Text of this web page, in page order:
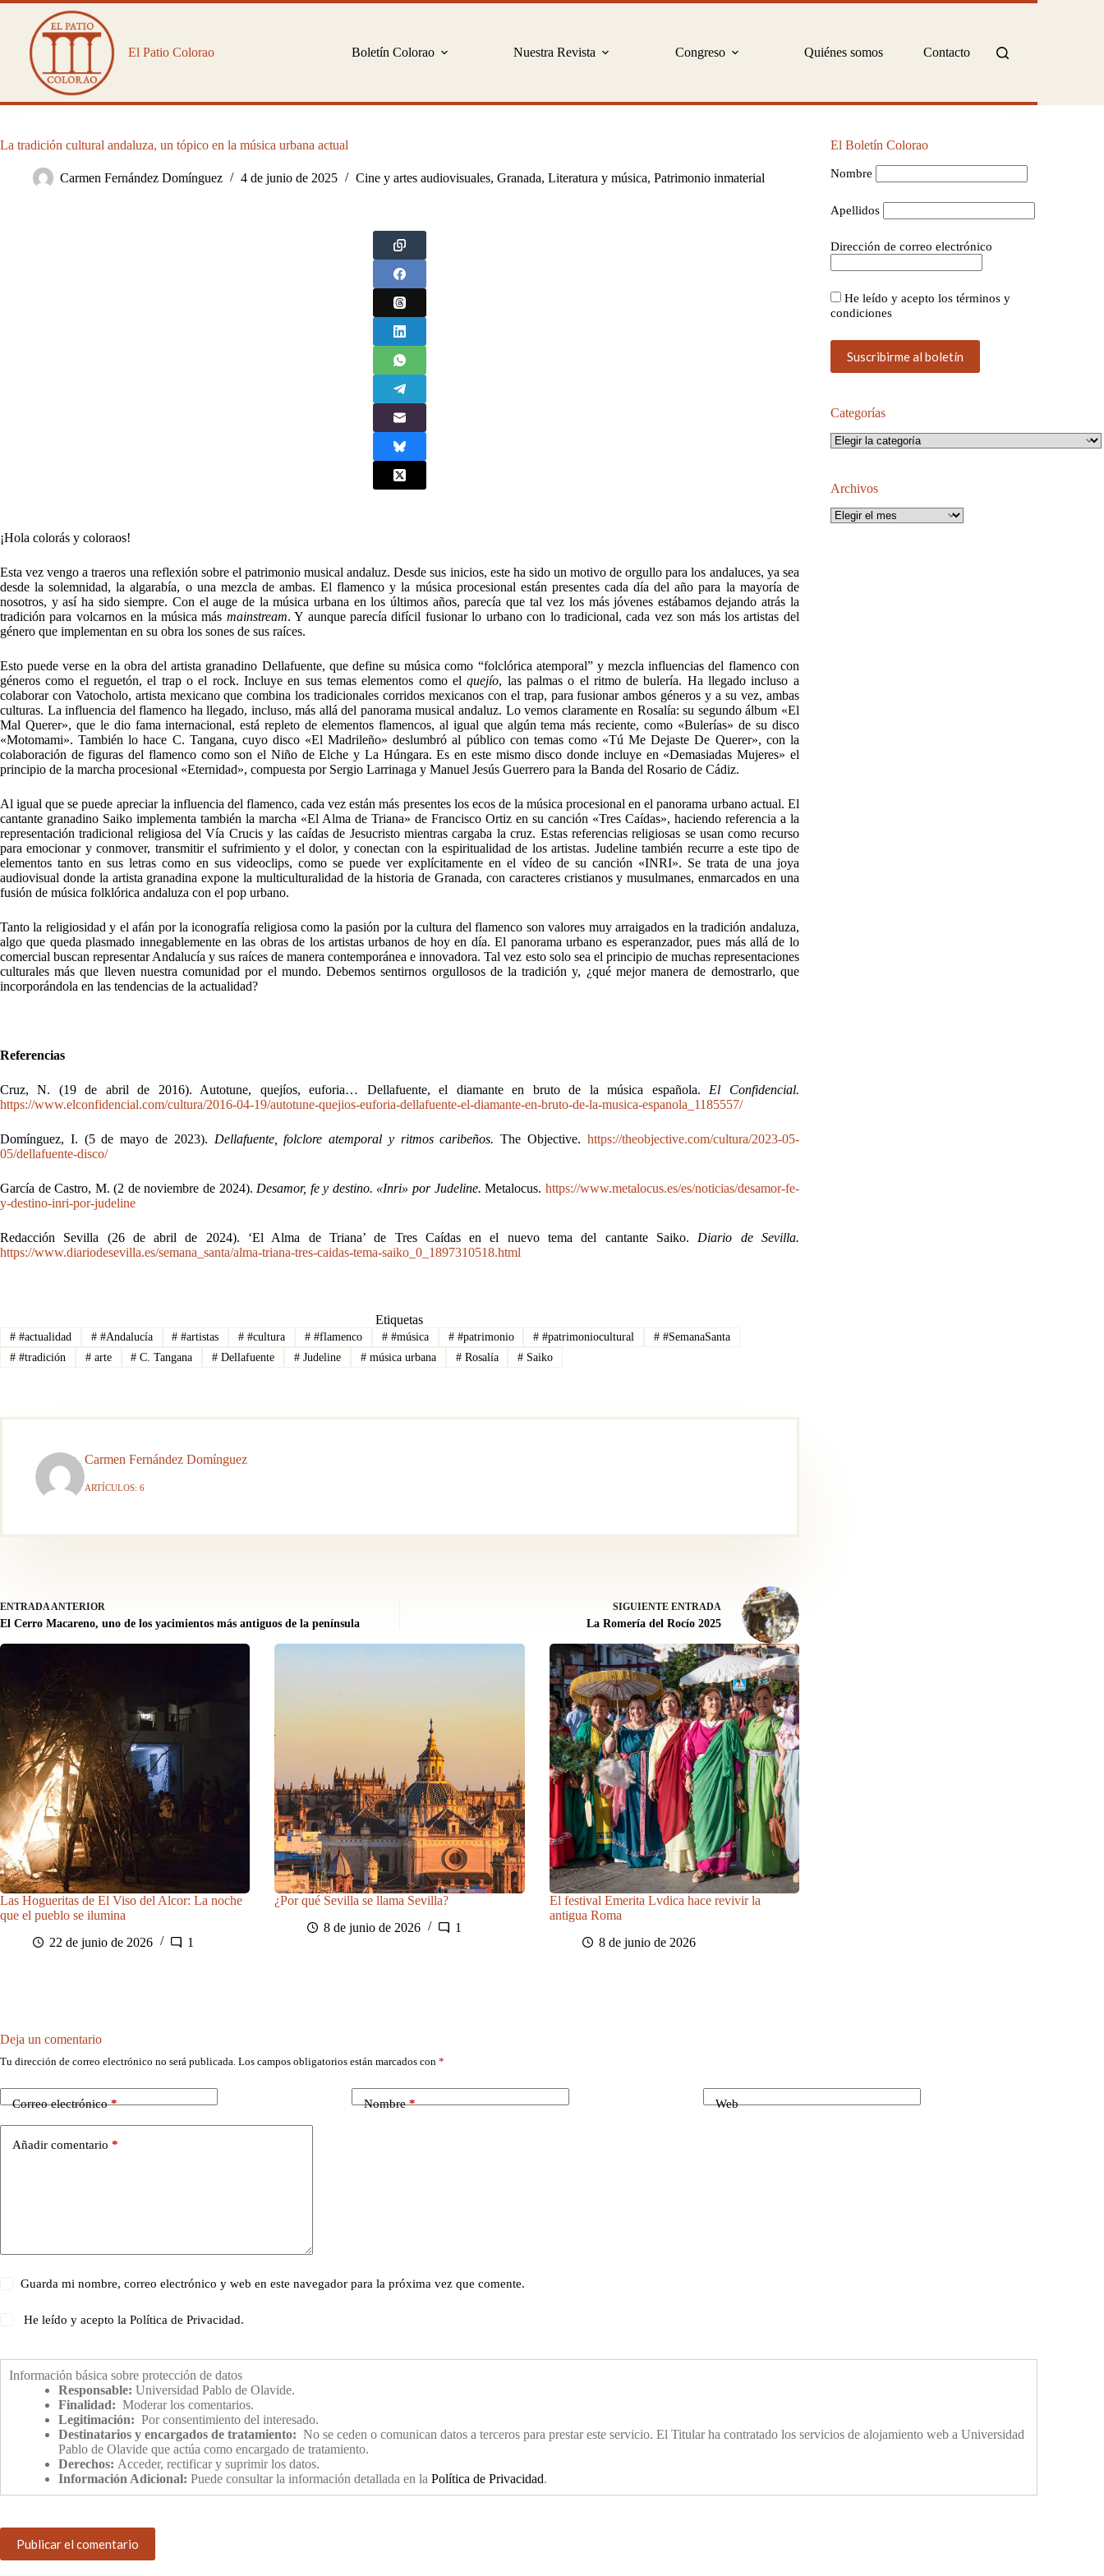
Saltar
contenido
El Patio Colorao
Boletín Colorao Nuestra Revista Congreso Quiénes somos Contacto
La tradición cultural andaluza, un tópico en la música urbana actual
Carmen Fernández Domínguez 4 de junio de 2025 Cine y artes audiovisuales, Granada, Literatura y música, Patrimonio inmaterial
¡Hola colorás y coloraos!
Esta vez vengo a traeros una reflexión sobre el patrimonio musical andaluz. Desde sus inicios, este ha sido un motivo de orgullo para los andaluces, ya sea
desde la solemnidad, la algarabía, o una mezcla de ambas. El flamenco y la música procesional están presentes cada día del año para la mayoría de
nosotros, y así ha sido siempre. Con el auge de la música urbana en los últimos años, parecía que tal vez los más jóvenes estábamos dejando atrás la
tradición para volcarnos en la música más mainstream. Y aunque parecía difícil fusionar lo urbano con lo tradicional, cada vez son más los artistas del
género que implementan en su obra los sones de sus raíces.
Esto puede verse en la obra del artista granadino Dellafuente, que define su música como “folclórica atemporal” y mezcla influencias del flamenco con
géneros como el reguetón, el trap o el rock. Incluye en sus temas elementos como elquejío, las palmas o el ritmo de bulería. Ha llegado incluso a
colaborar con Vatocholo, artista mexicano que combina los tradicionales corridos mexicanos con el trap, para fusionar ambos géneros y a su vez, ambas
culturas. La influencia del flamenco ha llegado, incluso, más allá del panorama musical andaluz. Lo vemos claramente en Rosalía: su segundo álbum «El
Mal Querer», que le dio fama internacional, está repleto de elementos flamencos, al igual que algún tema más reciente, como «Bulerías» de su disco
«Motomami». También lo hace C. Tangana, cuyo disco «El Madrileño» deslumbró al público con temas como «Tú Me Dejaste De Querer», con la
colaboración de figuras del flamenco como son el Niño de Elche y La Húngara. Es en este mismo disco donde incluye en «Demasiadas Mujeres» el
principio de la marcha procesional «Eternidad», compuesta por Sergio Larrinaga y Manuel Jesús Guerrero para la Banda del Rosario de Cádiz.
Al igual que se puede apreciar la influencia del flamenco, cada vez están más presentes los ecos de la música procesional en el panorama urbano actual. El
cantante granadino Saiko implementa también la marcha «El Alma de Triana» de Francisco Ortiz en su canción «Tres Caídas», haciendo referencia a la
representación tradicional religiosa del Vía Crucis y las caídas de Jesucristo mientras cargaba la cruz. Estas referencias religiosas se usan como recurso
para emocionar y conmover, transmitir el sufrimiento y el dolor, y conectan con la espiritualidad de los artistas. Judeline también recurre a este tipo de
elementos tanto en sus letras como en sus videoclips, como se puede ver explícitamente en el vídeo de su canción «INRI». Se trata de una joya
audiovisual donde la artista granadina expone la multiculturalidad de la historia de Granada, con caracteres cristianos y musulmanes, enmarcados en una
fusión de música folklórica andaluza con el pop urbano.
Tanto la religiosidad y el afán por la iconografía religiosa como la pasión por la cultura del flamenco son valores muy arraigados en la tradición andaluza,
algo que queda plasmado innegablemente en las obras de los artistas urbanos de hoy en día. El panorama urbano es esperanzador, pues más allá de lo
comercial buscan representar Andalucía y sus raíces de manera contemporánea e innovadora. Tal vez esto solo sea el principio de muchas representaciones
culturales más que lleven nuestra comunidad por el mundo. Debemos sentirnos orgullosos de la tradición y, ¿qué mejor manera de demostrarlo, que
incorporándola en las tendencias de la actualidad?
Referencias
Cruz, N. (19 de abril de 2016). Autotune, quejíos, euforia… Dellafuente, el diamante en bruto de la música española. El Confidencial.
https://www.elconfidencial.com/cultura/2016-04-19/autotune-quejios-euforia-dellafuente-el-diamante-en-bruto-de-la-musica-espanola_1185557/
Domínguez, I. (5 de mayo de 2023). Dellafuente, folclore atemporal y ritmos caribeños.The Objective. https://theobjective.com/cultura/2023-05-
05/dellafuente-disco/
García de Castro, M. (2 de noviembre de 2024). Desamor, fe y destino. «Inri» por Judeline.Metalocus. https://www.metalocus.es/es/noticias/desamor-fe-
y-destino-inri-por-judeline
Redacción Sevilla (26 de abril de 2024). ‘El Alma de Triana’ de Tres Caídas en el nuevo tema del cantante Saiko. Diario de Sevilla.
https://www.diariodesevilla.es/semana_santa/alma-triana-tres-caidas-tema-saiko_0_1897310518.html
Etiquetas
##actualidad ##Andalucía # #artistas # #cultura # #flamenco ##música ##patrimonio # #patrimoniocultural # #SemanaSanta
##tradición #arte # C. Tangana # Dellafuente # Judeline #música urbana #Rosalía # Saiko
Carmen Fernández Domínguez
ARTÍCULOS: 6
ENTRADAANTERIOR
El Cerro Macareno, uno de los yacimientos más antiguos de la península
SIGUIENTE ENTRADA
La Romería del Rocío 2025
Las Hogueritas de El Viso del Alcor: La noche
que el pueblo se ilumina
22 de junio de 2026
1
¿Por qué Sevilla se llama Sevilla?
8 de junio de 2026
1
El festival Emerita Lvdica hace revivir la
antigua Roma
8 de junio de 2026
El Boletín Colorao
Nombre
Apellidos
Dirección de correo electrónico
He leído y acepto los términos y
condiciones
Categorías
Categorías
Archivos
Archivos
Deja un comentario
Tu dirección de correo electrónico no será publicada. Los campos obligatorios están marcados con *
Correo electrónico* Nombre* Web
Añadir comentario *
Guarda mi nombre, correo electrónico y web en este navegador para la próxima vez que comente.
He leído y acepto laPolítica de Privacidad.
Información básica sobre protección de datos
Responsable: Universidad Pablo de Olavide.
Finalidad: Moderar los comentarios.
Legitimación: Por consentimiento del interesado.
Destinatarios y encargados de tratamiento: No se ceden o comunican datos a terceros para prestar este servicio. El Titular ha contratado los servicios de alojamiento web a Universidad
Pablo de Olavide que actúa como encargado de tratamiento.
Derechos: Acceder, rectificar y suprimir los datos.
Información Adicional: Puede consultar la información detallada en la Política de Privacidad.
Publicar el comentario